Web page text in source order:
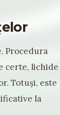
Procedura
certe, lichide
Totuși, este
la